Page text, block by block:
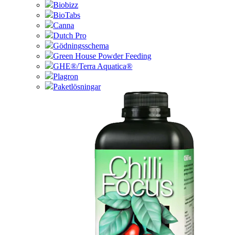
Biobizz
BioTabs
Canna
Dutch Pro
Gödningsschema
Green House Powder Feeding
GHE®/Terra Aquatica®
Plagron
Paketlösningar